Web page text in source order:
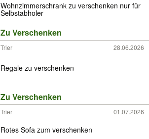
Wohnzimmerschrank zu verschenken nur für
Selbstabholer
Zu Verschenken
Trier 28.06.2026
Regale zu verschenken
Zu Verschenken
Trier 01.07.2026
Rotes Sofa zum verschenken